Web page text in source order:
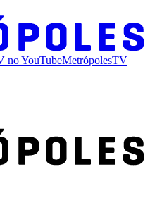
noYouTubeMetrópolesTV